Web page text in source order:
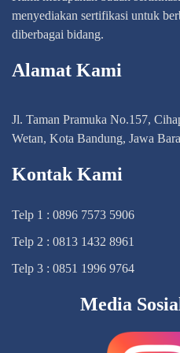
menyediakan sertifikasi untuk
diberbagai bidang.
Alamat Kami
Jl. Taman Pramuka No.157,
Wetan, Kota Bandung, Jawa
Kontak Kami
Telp 1 : 0896 7573 5906
Telp 2 : 0813 1432 8961
Telp 3 : 0851 1996 9764
Media